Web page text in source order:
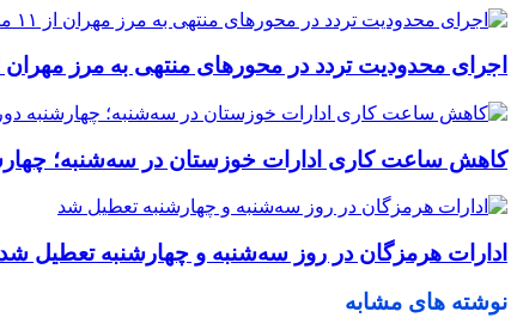
اجرای محدودیت تردد در محورهای منتهی به مرز مهران از ۱۱
کاهش ساعت کاری ادارات خوزستان در سه‌شنبه؛
ادارات هرمزگان در روز سه‌شنبه و چهارشنبه تعطیل شد
نوشته های مشابه